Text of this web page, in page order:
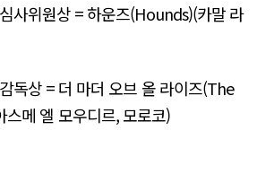
사위원상 = 하운즈(Hounds)(카말 라
독상 = 더 마더 오브 올 라이즈(The
메 엘 모우디르, 모로코)